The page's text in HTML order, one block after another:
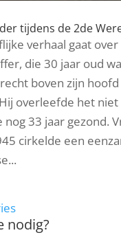
tijdens de 2de
verhaal gaat
die 30 jaar oud
boven zijn
overleefde het niet
33 jaar gezond.
cirkelde een
nodig?